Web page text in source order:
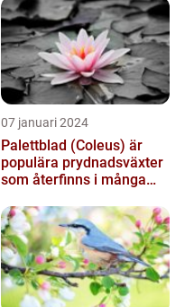
07 januari 2024
Palettblad (Coleus) är
populära prydnadsväxter
som återfinns i många
trädgårdar...